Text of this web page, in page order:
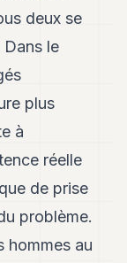
deux se
le
plus
à
réelle
de prise
problème.
hommes au